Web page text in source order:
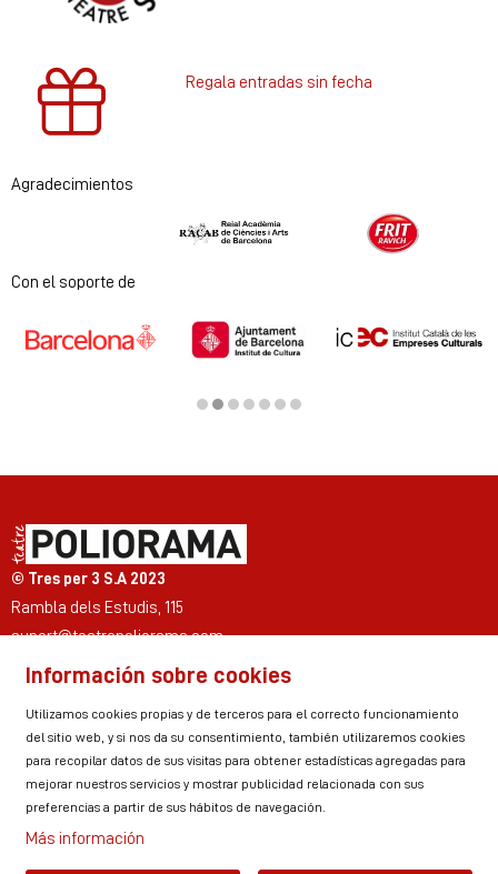
Regala entradas sin fecha
Agradecimientos
Diapositiva 1 de 2
Con el soporte de
© Tres per 3 S.A 2023
Rambla dels Estudis, 115
suport@teatrepoliorama.com
Link a instagram
Link a youtube
Link a twitter
Link a facebook
Link a ticktok
Link a linkedin
Sitemap Aviso Legal
Uso de Cookies
Política de privacidad
Información sobre cookies
Utilizamos cookies propias y de terceros para el correcto funcionamiento
del sitio web, y si nos da su consentimiento, también utilizaremos cookies
para recopilar datos de sus visitas para obtener estadísticas agregadas para
mejorar nuestros servicios y mostrar publicidad relacionada con sus
preferencias a partir de sus hábitos de navegación.
Más información